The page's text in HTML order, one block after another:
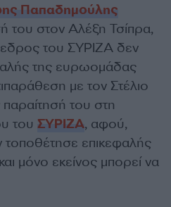
Παπαδημούλης
του στον Αλέξη Τσίπρα,
του ΣΥΡΙΖΑ δεν
της ευρωομάδας
με τον Στέλιο
του στη
του ΣΥΡΙΖΑ, αφού,
τοποθέτησε επικεφαλής
μόνο εκείνος μπορεί να